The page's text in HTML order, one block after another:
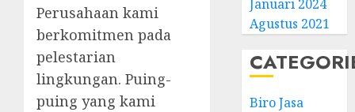
Perusahaan kami
berkomitmen pada
pelestarian
lingkungan. Puing-
puing yang kami
Januari 2024
Agustus 2021
Biro Jasa